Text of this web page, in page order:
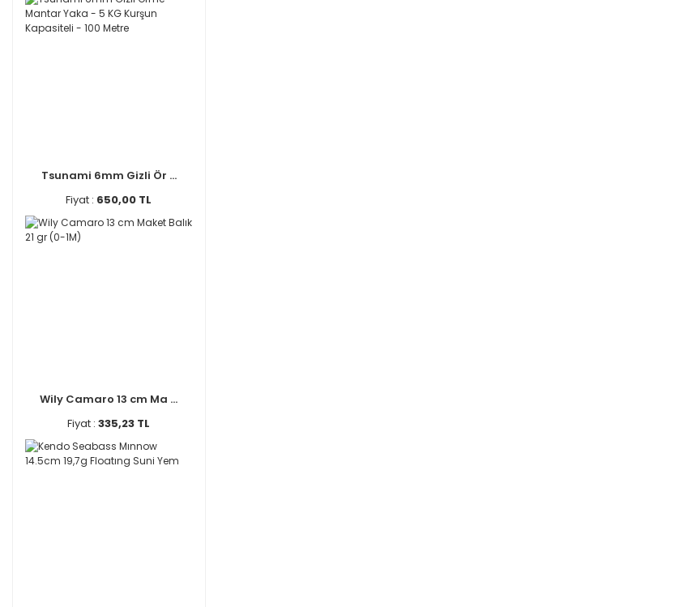
Tsunami 6mm Gizli Ör ...
Fiyat : 650,00 TL
Wily Camaro 13 cm Ma ...
Fiyat :335,23 TL